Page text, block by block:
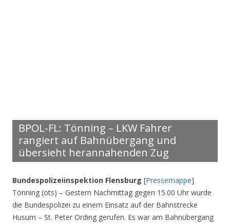
BPOL-FL: Tönning – LKW Fahrer
rangiert auf Bahnübergang und
übersieht herannahenden Zug
Bundespolizeiinspektion Flensburg [Pressemappe]
Tönning (ots) – Gestern Nachmittag gegen 15.00 Uhr wurde
die Bundespolizei zu einem Einsatz auf der Bahnstrecke
Husum – St. Peter Ording gerufen. Es war am Bahnübergang